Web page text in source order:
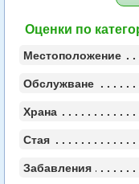
Оценки по
Местоположение
Обслужване
Храна
Стая
Забавления